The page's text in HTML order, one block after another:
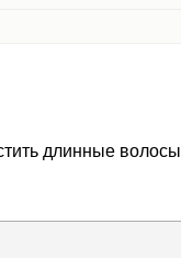
длинные волосы